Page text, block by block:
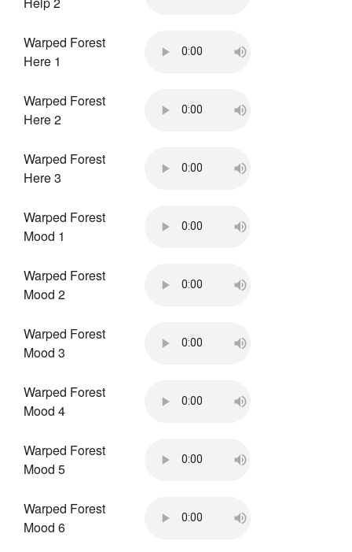
Warped Forest
Here 1
Warped Forest
Here 2
Warped Forest
Here 3
Warped Forest
Mood 1
Warped Forest
Mood 2
Warped Forest
Mood 3
Warped Forest
Mood 4
Warped Forest
Mood 5
Warped Forest
Mood 6